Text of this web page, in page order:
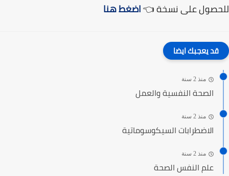
للحصول على نسخة 👈اضغط هنا
قد يعجبك ايضا
منذ 2 سنة
الصحة النفسية والعمل
منذ 2 سنة
الاضطرابات السيكوسوماتية
منذ 2 سنة
علم النفس الصحة